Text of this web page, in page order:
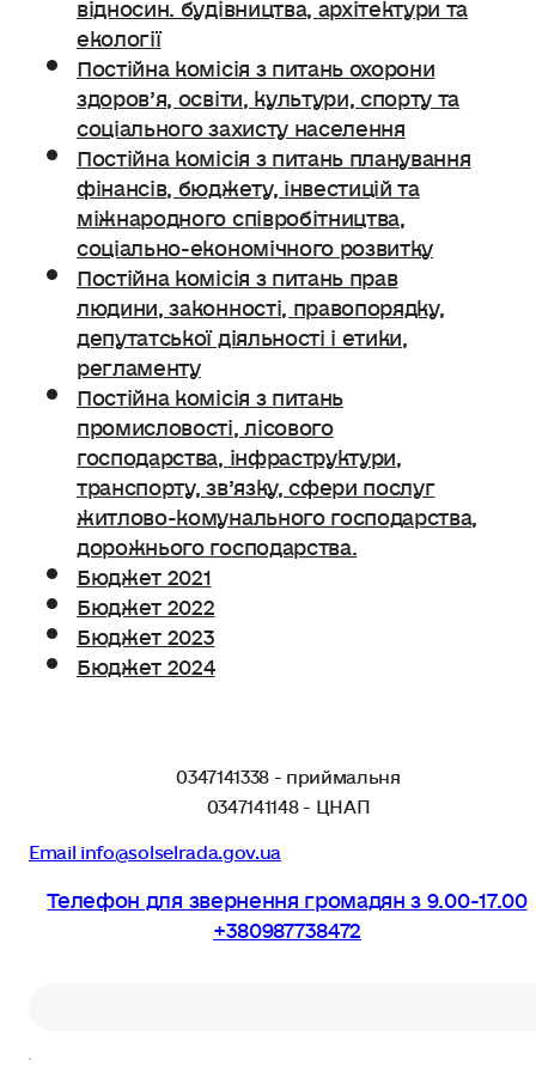
екології
Постійна комісія з питань охорони
здоров’я, освіти, культури, спорту та
соціального захисту населення
Постійна комісія з питань планування
фінансів, бюджету, інвестицій та
міжнародного співробітництва,
соціально-економічного розвитку
Постійна комісія з питань прав
людини, законності, правопорядку,
депутатської діяльності і етики,
регламенту
Постійна комісія з питань
промисловості, лісового
господарства, інфраструктури,
транспорту, зв’язку, сфери послуг
житлово-комунального господарства,
дорожнього господарства.
Бюджет 2021
Бюджет 2022
Бюджет 2023
Бюджет 2024
0347141338 - приймальня
0347141148 - ЦНАП
Email info@solselrada.gov.ua
Телефон для звернення громадян з 9.00-17.00
+380987738472